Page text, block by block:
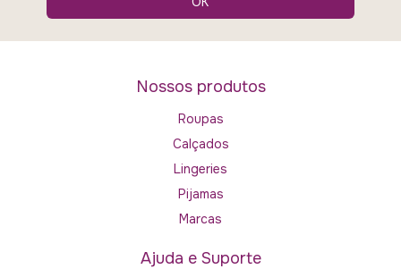
Nossos produtos
Roupas
Calçados
Lingeries
Pijamas
Marcas
Ajuda e Suporte